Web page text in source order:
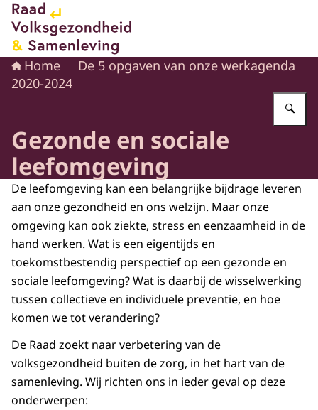
Naar de homepage van Raad voor Volksgezondheid en
Home
De 5 opgaven van onze werkagenda
2020-2024
Gezonde en sociale
leefomgeving
De leefomgeving kan een belangrijke bijdrage leveren
aan onze gezondheid en ons welzijn. Maar onze
omgeving kan ook ziekte, stress en eenzaamheid in de
hand werken. Wat is een eigentijds en
toekomstbestendig perspectief op een gezonde en
sociale leefomgeving? Wat is daarbij de wisselwerking
tussen collectieve en individuele preventie, en hoe
komen we tot verandering?
De Raad zoekt naar verbetering van de
volksgezondheid buiten de zorg, in het hart van de
samenleving. Wij richten ons in ieder geval op deze
onderwerpen: